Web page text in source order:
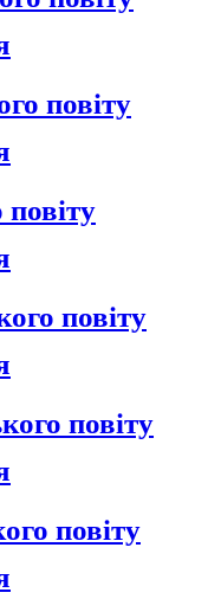
повіту
повіту
повіту
повіту